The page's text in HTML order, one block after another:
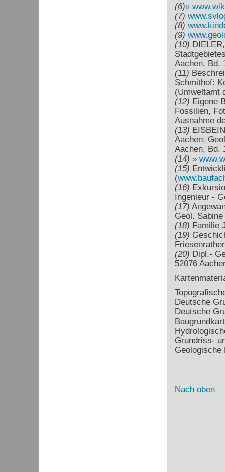
(6)
(7)
(8)
(9)
(10)
Aachen, Bd.
(11)
Schmithof:
(Umweltamt
(12) Eigene
Fossilien,
Ausnahme
(13)
Aachen;
Aachen, Bd.
(14)
(15)
(
(16)
Ingenieur -
(17)
Geol.
(18) Familie
(19)
(20) Dipl.-
52076
Deutsche
Deutsche
Grundriss-
Geologische
Nach oben